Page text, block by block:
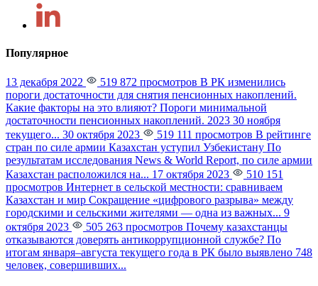
Популярное
13 декабря 2022 519 872 просмотров В РК изменились
пороги достаточности для снятия пенсионных накоплений.
Какие факторы на это влияют? Пороги минимальной
достаточности пенсионных накоплений. 2023 30 ноября
текущего... 30 октября 2023 519 111 просмотров В рейтинге
стран по силе армии Казахстан уступил Узбекистану По
результатам исследования News & World Report, по силе армии
Казахстан расположился на... 17 октября 2023
510 151
просмотров Интернет в сельской местности: сравниваем
Казахстан и мир Сокращение «цифрового разрыва» между
городскими и сельскими жителями — одна из важных... 9
октября 2023
505 263 просмотров Почему казахстанцы
отказываются доверять антикоррупционной службе? По
итогам января–августа текущего года в РК было выявлено 748
человек, совершивших...